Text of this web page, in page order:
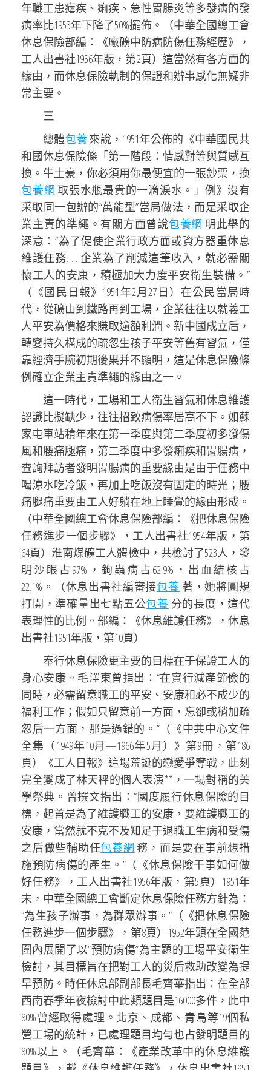
年職工患瘧疾、痢疾、急性胃腸炎等多發病的發
病率比1953年下降了50%擺佈。（中華全國總工會
休息保險部編：《廠礦中防病防傷任務經歷》，
工人出書社1956年版，第2頁）這當然有各方面的
緣由，而休息保險軌制的保證和辦事感化無疑非
常主要。
三
總體包養來說，1951年公佈的《中華國民共
和國休息保險條「第一階段：情感對等與質感互
換。牛土豪，你必須用你最便宜的一張鈔票，換
包養網 取張水瓶最貴的一滴淚水。」例》沒有
采取同一包辦的“萬能型”當局做法，而是采取企
業主責的準繩。有關方面曾說包養網 明此舉的
深意：“為了促使企業行政方面或資方器重休息
維護任務……企業為了削減這筆收入，就必需關
懷工人的安康，積極加大力度平安衛生裝備。”
（《國民日報》1951年2月27日）在公民當局時
代，從礦山到鐵路再到工場，企業往往以就義工
人平安為價格來賺取逾額利潤。新中國成立后，
轉變持久構成的疏忽生孩子平安等舊有習氣，僅
靠經濟手腕初期後果并不顯明，這是休息保險條
例確立企業主責準繩的緣由之一。
這一時代，工場和工人衛生習氣和休息維護
認識比擬缺少，往往招致病傷率居高不下。如蘇
家屯車站積年來在第一季度與第二季度初多發傷
風和腰痛腿痛，第二季度中多發痢疾和胃腸病，
查詢拜訪者發明胃腸病的重要緣由是由于任務中
喝涼水吃冷飯，再加上吃飯沒有固定的時光；腰
痛腿痛重要由工人好躺在地上睡覺的緣由形成。
（中華全國總工會休息保險部編：《把休息保險
任務進步一個步驟》，工人出書社1954年版，第
64頁）淮南煤礦工人體檢中，共檢討了523人，發
明沙眼占97%，鉤蟲病占62.9%，出血結核占
22.1%。（休息出書社編審接包養 著，她將圓規
打開，準確量出七點五公包養 分的長度，這代
表理性的比例。部編：《休息維護任務》，休息
出書社1951年版，第10頁）
奉行休息保險更主要的目標在于保證工人的
身心安康。毛澤東曾指出：“在實行減產節儉的
同時，必需留意職工的平安、安康和必不成少的
福利工作；假如只留意前一方面，忘卻或稍加疏
忽后一方面，那是過錯的。”（《中共中心文件
全集（1949年10月—1966年5月）》第9冊，第186
頁）《工人日報》這場荒誕的戀愛爭奪戰，此刻
完全變成了林天秤的個人表演**，一場對稱的美
學祭典。曾撰文指出：“國度履行休息保險的目
標，起首是為了維護職工的安康，要維護職工的
安康，當然就不克不及知足于退職工生病和受傷
之后做些輔助任包養網 務，而是要在事前想措
施預防病傷的產生。”（《休息保險干事如何做
好任務》，工人出書社1956年版，第5頁）1951年
末，中華全國總工會斷定休息保險任務方針為：
“為生孩子辦事，為群眾辦事。”（《把休息保險
任務進步一個步驟》，第8頁）1952年頭在全國范
圍內展開了以“預防病傷”為主題的工場平安衛生
檢討，其目標旨在把對工人的災后救助改變為提
早預防。時任休息部副部長毛齊華指出：在全部
西南春季年夜檢討中此類題目是16000多件，此中
80%曾經取得處理。北京、成都、青島等19個私
營工場的統計，已處理題目均勻也占發明題目的
80%以上。（毛齊華：《產業改革中的休息維護